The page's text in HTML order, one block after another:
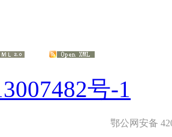
号-1
鄂公网安备